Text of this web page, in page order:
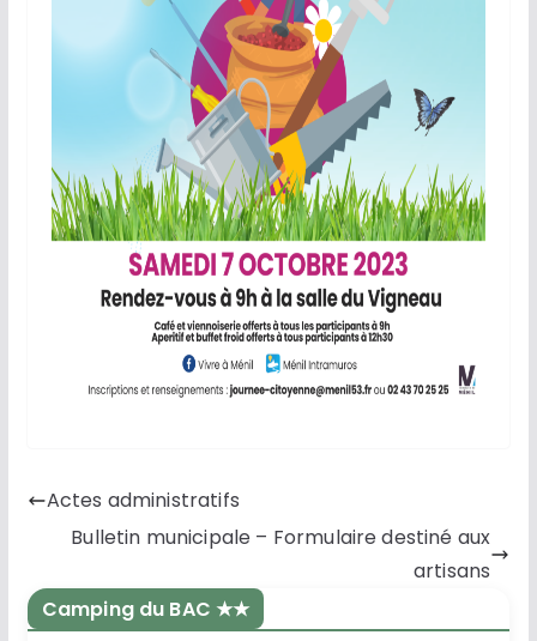
Actes administratifs
Bulletin municipale – Formulaire destiné aux
artisans
Camping du BAC ★★